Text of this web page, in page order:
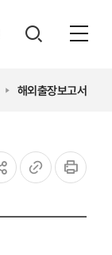
레이어
해외출장보고서